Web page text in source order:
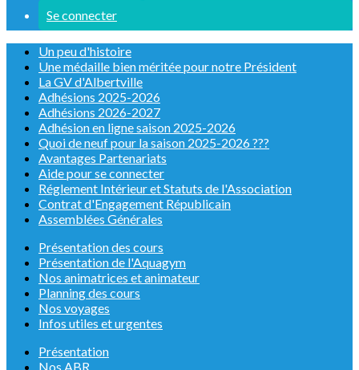
Se connecter
Un peu d'histoire
Une médaille bien méritée pour notre Président
La GV d'Albertville
Adhésions 2025-2026
Adhésions 2026-2027
Adhésion en ligne saison 2025-2026
Quoi de neuf pour la saison 2025-2026 ???
Avantages Partenariats
Aide pour se connecter
Réglement Intérieur et Statuts de l'Association
Contrat d'Engagement Républicain
Assemblées Générales
Présentation des cours
Présentation de l'Aquagym
Nos animatrices et animateur
Planning des cours
Nos voyages
Infos utiles et urgentes
Présentation
Nos ABR